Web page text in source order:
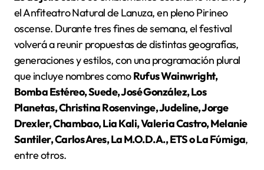
el Anfiteatro Natural de Lanuza, en pleno Pirineo
oscense. Durante tres fines de semana, el festival
volverá a reunir propuestas de distintas geografías,
generaciones y estilos, con una programación plural
que incluye nombres comoRufus Wainwright,
Bomba Estéreo, Suede, José González, Los
Planetas, Christina Rosenvinge, Judeline, Jorge
Drexler, Chambao, Lia Kali, Valeria Castro, Melanie
Santiler, Carlos Ares, La M.O.D.A., ETS o La Fúmiga,
entre otros.